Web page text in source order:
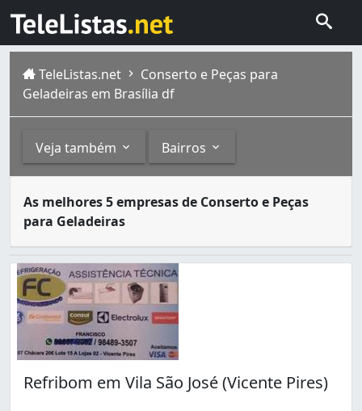
TeleListas.net
Conserto e Peças para
Geladeiras em Brasília df
Veja também Bairros
Ceilândia Norte (Ceilândia) (1)
Guará (3)
Guará II (1)
Norte (Águas Claras) (1)
Paranoá (1)
Recanto das Emas (1)
As melhores 5 empresas de Conserto e Peças
para Geladeiras
Brasília é formada por gente de todos os lugares,
Refribom em Vila São José (Vicente Pires)